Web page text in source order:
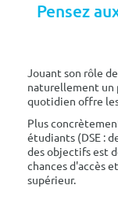
Pensez
Jouant son rôle
naturellement un
quotidien offre
Plus
étudiants (DSE :
des objectifs est
chances d'accès
supérieur.